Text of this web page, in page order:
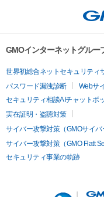
GMOインターネットグルー
世界初総合ネットセキュリティ
パスワード漏洩診断
Webサ
セキュリティ相談AIチャットボ
実在証明・盗聴対策
サイバー攻撃対策（GMOサイバ
サイバー攻撃対策（GMO Flatt
セキュリティ事業の軌跡